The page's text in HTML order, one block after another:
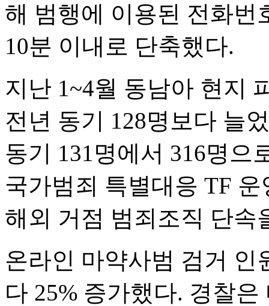
해 범행에 이용된 전화번
10분 이내로 단축했다.
지난 1~4월 동남아 현지
전년 동기 128명보다 늘
동기 131명에서 316명으
국가범죄 특별대응 TF
해외 거점 범죄조직 단속
온라인 마약사범 검거 인
다 25% 증가했다. 경찰